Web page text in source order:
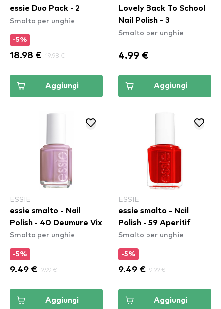
essie Duo Pack - 2
Smalto per unghie
-5%
18.98 € 19.98 €
Aggiungi
Lovely Back To School
Nail Polish - 3
Smalto per unghie
4.99 €
Aggiungi
ESSIE
essie smalto - Nail
Polish - 40 Deumure Vix
Smalto per unghie
-5%
9.49 € 9.99 €
Aggiungi
ESSIE
essie smalto - Nail
Polish - 59 Aperitif
Smalto per unghie
-5%
9.49 € 9.99 €
Aggiungi